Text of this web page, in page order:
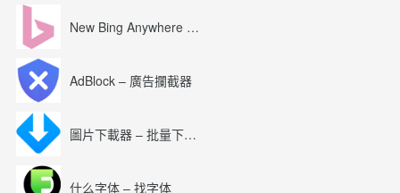
New Bing Anywhere (Bing Chat GPT-4)
AdBlock – 廣告攔截器
圖片下載器 – 批量下載圖片
什么字体 – 找字体